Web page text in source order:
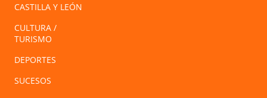
CASTILLA Y LEÓN
CULTURA /
TURISMO
DEPORTES
SUCESOS